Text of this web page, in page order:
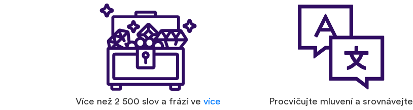
Více než 2 500 slov a frází ve více
Procvičujte mluvení a srovnávejte